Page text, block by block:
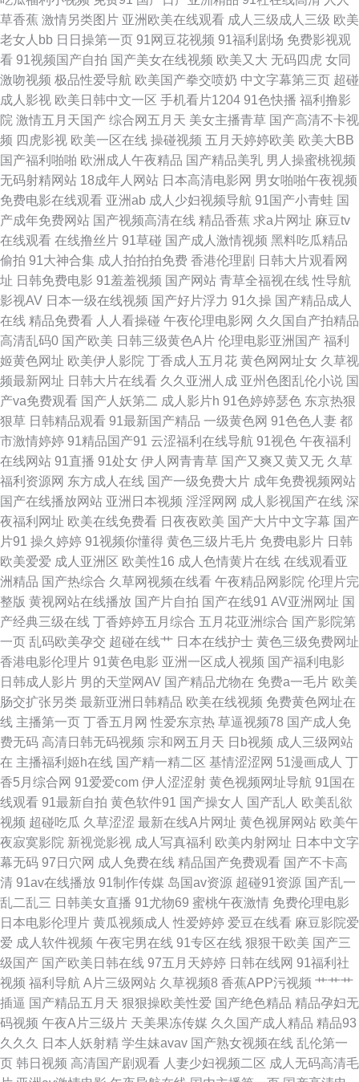
一导航福利国产 九九福利AV导航 91香蕉嫩草 亚洲怡春院 色男论坛 91狠狠
蜜臀 亚洲成人与兽 91视频理论 天堂电影在线 欧美专区 日韩在线视频 97精
品在线 夜艹干av 国产免费久久视频 91国产视频大全 久久久噜989 福利传媒
日本伦理片按摩 91超碰图片 偷拍qvod 91网站观看免费 亚洲欧美中文 99这
里都是精品 在线免费看大片 俺也去色网站 97福利射 成人看片 伊人爱爱网
国外免费视频 91初夜 久狼av在线 亚洲资源网站 人碰人人人 久久免费二区
日本色卡 97人人在线 日韩高清成人 午夜伦理AV片 午夜剧场体验一分钟 99
草香蕉视频在线观看 在线一区二区三区人妻 国产日韩欧美久久 草草影院限
制 青娱乐首页91 操碰99 人人妻人人舔人人操 婷婷国产视频 色偷偷资源站
69麻豆人妻 中文字幕亚洲专区 波多野吉依成人视频 综合色网大香蕉 超碰AV
男人的天堂 www91白 成人在线天堂 欧日美中文字幕 国产人妖视频 超碰97
在线资源站 99热首页 国产精品自拍区 日韩精品久久 91成人国产麻豆一区二
区 影音先锋人妻色 超碰人人色人人超 午夜影院6018 久久精品爱网 国产精品
八戒碰 色综合成人丁香 91国产性爱在线播放 影音资源AV蜜桃 福利姬精品导
航 韩国AV中国网站 久久成人精品金8天国 国产另类TS高潮 人操人人人 婷婷
五月色导航 色片在线播放 91豆花网18 亚洲超碰avv www成人三级天堂 Av爱
爱69 九九热久久嗯 欧美操B电影 欧美日韩色综合 a级影院 日韩二级片 91影
视网卡颜 午夜大片男女免费观看 99热这里精品 宅福利影院 久久人妻高清无
码 97伊人 午夜影视剧场 www超碰com 91豆花免费观看 国产性爱一区 九九
福利导航 人人摸人人操人人射 91蜜桃做爱视频 又涩又黄人人网站 成人视频
网址在线观看 国产精品尤物91 久久伊人大 www热9 ts人妖交友网站 色色伊
人综合网 美女g鸡网站 豆花视频不卡 久久国产精品√√ 人妻人人插 91国产探
花精品网站 亚洲欧美天堂在线 欧美亚洲国产精品自拍 97人人插人人操 超碰
国产片 老湿影院69免费香蕉 人妖社区午夜剧场 视频mm 97视频公开福利 天
堂麻豆天美 久草尤物视频 成人日韩av网站 日日射影院 日韩综合 日本国产精
品专区第一页 91海角社区熟女 在线伊人婷婷 福利视频99 亚洲天黄色天堂 青
草综合 av性福利 午夜福利18 www人人色 亚洲探花影院网站 国产探花系列
草香蕉 激情另类图片 亚洲欧美在线观看 成人三级成人三级 欧美
老女人bb 日日操第一页 91网豆花视频 91福利剧场 免费影视观
看 91视频国产自拍 国产美女在线视频 欧美又大 无码四虎 女同
激吻视频 极品性爱导航 欧美国产拳交喷奶 中文字幕第三页 超碰
成人影视 欧美日韩中文一区 手机看片1204 91色快播 福利撸影
院 激情五月天国产 综合网五月天 美女主播青草 国产高清不卡视
频 四虎影视 欧美一区在线 操碰视频 五月天婷婷欧美 欧美大BB
国产福利啪啪 欧洲成人午夜精品 国产精品美乳 男人操蜜桃视频
无码射精网站 18成年人网站 日本高清电影网 男女啪啪午夜视频
免费电影在线观看 亚洲ab 成人少妇视频导航 91国产小青蛙 国
产成年免费网站 国产视频高清在线 精品香蕉 求a片网址 麻豆tv
在线观看 在线撸丝片 91草碰 国产成人激情视频 黑料吃瓜精品
偷拍 91大神合集 成人拍拍拍免费 香港伦理剧 日韩大片观看网
址 日韩免费电影 91羞羞视频 国产网站 青草全福视在线 性导航
影视AV 日本一级在线视频 国产好片浮力 91久操 国产精品成人
在线 精品免费看 人人看操碰 午夜伦理电影网 久久国自产拍精品
高清乱码0 国产欧美 日韩三级黄色A片 伦理电影亚洲国产 福利
姬黄色网址 欧美伊人影院 丁香成人五月花 黄色网网址女 久草视
频最新网址 日韩大片在线看 久久亚洲人成 亚州色图乱伦小说 国
产va免费观看 国产人妖第二 成人影片h 91色婷婷瑟色 东京热狠
狠草 日韩精品观看 91最新国产精品 一级黄色网 91色色人妻 都
市激情婷婷 91精品国产91 云涩福利在线导航 91视色 午夜福利
在线网站 91直播 91处女 伊人网青青草 国产又爽又黄又无 久草
福利资源网 东方成人在线 国产一级免费大片 成年免费视频网站
国产在线播放网站 亚洲日本视频 淫淫网网 成人影视国产在线 深
夜福利网址 欧美在线免费看 日夜夜欧美 国产大片中文字幕 国产
片91 操久婷婷 91视频你懂得 黄色三级片毛片 免费电影片 日韩
欧美爱爱 成人亚洲区 欧美性16 成人色情黄片在线 在线观看亚
洲精品 国产热综合 久草网视频在线看 午夜精品网影院 伦理片完
整版 黄视网站在线播放 国产片自拍 国产在线91 AV亚洲网址 国
产经典三级在线 丁香婷婷五月综合 五月花亚洲综合 国产影院第
一页 乱码欧美孕交 超碰在线艹 日本在线护士 黄色三级免费网址
香港电影伦理片 91黄色电影 亚洲一区成人视频 国产福利电影
日韩成人影片 男的天堂网AV 国产精品尤物在 免费a一毛片 欧美
肠交扩张另类 最新亚洲日韩精品 欧美在线视频 免费黄色网址在
线 主播第一页 丁香五月网 性爱东京热 草逼视频78 国产成人免
费无码 高清日韩无码视频 宗和网五月天 日b视频 成人三级网站
在 主播福利姬h在线 国产精一精二区 基情涩涩网 51漫画成人 丁
香5月综合网 91爱爱com 伊人涩涩射 黄色视频网址导航 91国在
线观看 91最新自拍 黄色软件91 国产操女人 国产乱人 欧美乱欲
视频 超碰吃瓜 久草涩涩 最新在线A片网址 黄色视屏网站 欧美午
夜寂寞影院 新视觉影视 成人写真福利 欧美内射网址 日本中文字
幕无码 97日穴网 成人免费在线 精品国产免费观看 国产不卡高
清 91av在线播放 91制作传媒 岛国av资源 超碰91资源 国产乱一
乱二乱三 日韩美女直播 91尤物69 蜜桃午夜激情 免费伦理电影
日本电影伦理片 黄瓜视频成人 性爱婷婷 爱豆在线看 麻豆影院爱
爱 成人软件视频 午夜宅男在线 91专区在线 狠狠干欧美 国产三
级国产 国产欧美日韩在线 97五月天婷婷 日韩在线网 91福利社
视频 福利导航 A片三级网站 久草视频8 香蕉APP污视频 艹艹艹
插逼 国产精品五月天 狠狠操欧美性爱 国产绝色精品 精品孕妇无
码视频 午夜A片三级片 天美果冻传媒 久久国产成人精品 精品93
久久久
日本人妖射精 学生妹avav 国产熟女视频在线 乱伦第一
页 韩日视频 高清国产剧观看 人妻少妇视频二区 成人无码高清毛